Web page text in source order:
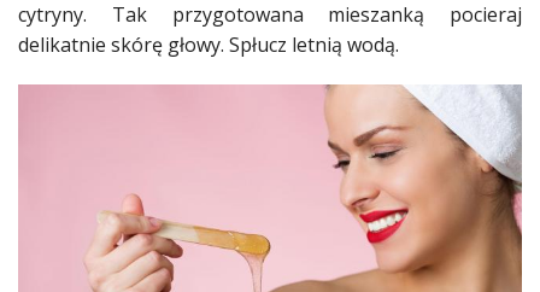
cytryny. Tak przygotowana mieszanką pocieraj
delikatnie skórę głowy. Spłucz letnią wodą.